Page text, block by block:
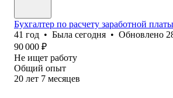
Бухгалтер по расчету заработной платы
41 год • Была сегодня • Обновлено
90 000 ₽
Не ищет работу
Общий опыт
20 лет 7 месяцев